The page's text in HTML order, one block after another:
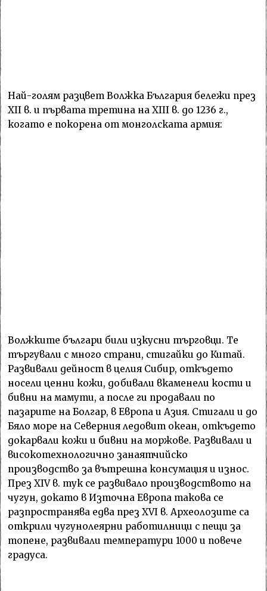
Най-голям разцвет Волжка България бележи през
XII в. и първата третина на XIII в. до 1236 г.,
когато е покорена от монголската армия:
Волжките българи били изкусни търговци. Те
търгували с много страни, стигайки до Китай.
Развивали дейност в целия Сибир, откъдето
носели ценни кожи, добивали вкаменели кости и
бивни на мамути, а после ги продавали по
пазарите на Болгар, в Европа и Азия. Стигали и до
Бяло море на Северния ледовит океан, откъдето
докарвали кожи и бивни на моржове. Развивали и
високотехнологично занаятчийско
производство за вътрешна консумация и износ.
През XIV в. тук се развивало производството на
чугун, докато в Източна Европа такова се
разпространява едва през XVI в. Археолозите са
открили чугунолеярни работилници с пещи за
топене, развивали температури 1000 и повече
градуса.